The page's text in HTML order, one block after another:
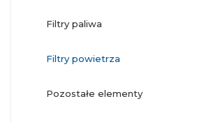
filtry paliwa
filtry powietrza
pozostałe elementy